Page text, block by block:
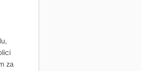
za